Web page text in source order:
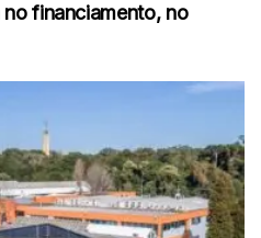
financiamento, no